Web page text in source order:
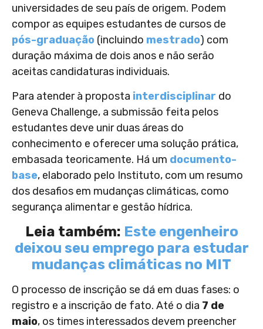
universidades de seu país de origem. Podem
compor as equipes estudantes de cursos de
pós-graduação (incluindo mestrado) com
duração máxima de dois anos e não serão
aceitas candidaturas individuais.
Para atender à proposta interdisciplinar do
Geneva Challenge, a submissão feita pelos
estudantes deve unir duas áreas do
conhecimento e oferecer uma solução prática,
embasada teoricamente. Há um documento-
base, elaborado pelo Instituto, com um resumo
dos desafios em mudanças climáticas, como
segurança alimentar e gestão hídrica.
Leia também: Este engenheiro
deixou seu emprego para estudar
mudanças climáticas no MIT
O processo de inscrição se dá em duas fases: o
registro e a inscrição de fato. Até o dia 7 de
maio, os times interessados devem preencher